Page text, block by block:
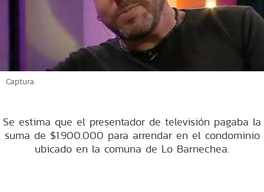
Captura.
Se estima que el presentador de televisión pagaba la
suma de $1.900.000 para arrendar en el condominio
ubicado en la comuna de Lo Barnechea.